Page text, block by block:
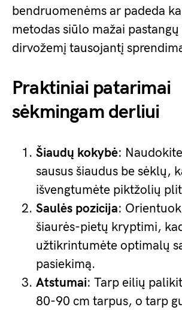
bendruomenėms ar padeda
metodas siūlo mažai
dirvožemį tausojantį
Praktiniai patarimai
sėkmingam derliui
Šiaudų kokybė:
sausus šiaudus be sėklų,
išvengtumėte piktžolių
Saulės pozicija:
šiaurės-pietų kryptimi,
užtikrintumėte optimalų
pasiekimą.
Atstumai: Tarp eilių
80-90 cm tarpus, o tarp